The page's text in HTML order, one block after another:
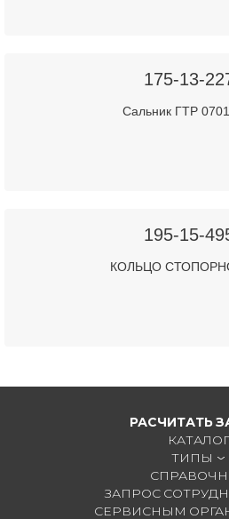
175-13-
Сальник ГТР
195-15-
КОЛЬЦО
РАСЧИТАТЬ
КАТАЛОГ
ТИПЫ
ЗАПРОС
СЕРВИСНЫМ